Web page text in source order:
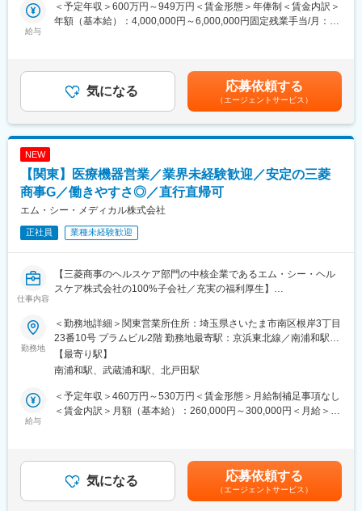
プットしてから現場へ配属となります。配属後についてもOJT研
修ならびにeラーニングのプログラムがあるため、業界未経験の方
ジョンソン・エンド・ジョンソンは、当社の整形外科事業を分
離・独立（セパレーション）し、DePuy Synthes として独立した
企業を設立する計画を発表しています。
必要な諸条件が満たされることを前提に、18～24ヶ月以内に完了
する見込みです。
として雇用される予定であり、
同社の雇用体系・プログラム・ポリシー・福利厚生が適用されま
す。
詳細は、適切なタイミングで DePuy Synthes より別途通知される
予定です。
＜具体的な業務内容＞
・担当する製品の提案、技術サポート（手術の立会いあり）
・各種学会への参加
■事業部について：
オーソペディックス事業本部は、整形領域で使用されるインプラ
ント製品を取り扱っています。今回採用するのはトラウマ／スポ
ーツビジネスの営業職を募集しております。
ケットリーダーを維持し、そして今後も新製品の導入を継続的に
計画しています。
圧倒的な製品ポートフォリオとセールスカバレッジにより、更な
るシェアアップと共に他社の追随を許さないポジションを目指し
ています
スポーツビジネス（スポーツ整形領域）は、反復性肩関節脱臼、
発売。国内においても最初に生体内吸収性の製品を導入し、金属
製、PEEK製を含め、手指・肘・股・膝・足関節の靱帯等修復術に
業界・企業・製品理解のため、東京本社で1～2か月の初期研修を
実施。実機に触れて基礎を習得後配属。配属後もOJTやeラーニン
グで未経験者も成長可能な体制です。基礎重視で安心して学べる
環境。
ジョンソン・エンド・ジョンソンは、当社の整形外科事業を分
離・独立（セパレーション）し、DePuy Synthes として独立した
ションはセパレーション完了後、DePuy Synthes の従業員として
雇用される予定であり、同社の雇用体系・プログラム・ポリシ
ー・福利厚生が適用されます。詳細は、適切なタイミングで
DePuy Synthes より別途通知される予定です。
給与
＜予定年収＞600万円～949万円＜賃金形態＞年俸制＜賃金内訳＞
年額（基本給）：4,000,000円～6,000,000円固定残業手当/月：
補足＞※ご経験やスキルを考慮し決定いたします。※上記年収はイ
ンセンティブを含む金額です。賃金はあくまでも目安の金額であ
り、選考を通じて上下する可能性があります。月給(月額)は固定手
当を含めた表記です。
気になる 応募依頼する
（エージェントサービス）
NEW
【関東】医療機器営業／業界未経験歓迎／安定の三菱
商事G／働きやすさ◎／直行直帰可
エム・シー・メディカル株式会社
正社員 業種未経験歓迎
仕事内容
【三菱商事のヘルスケア部門の中核企業であるエム・シー・ヘル
スケア株式会社の100%子会社／充実の福利厚生】
医療機器の営業担当として、当社が主に取り扱うカール・ストル
ツ社製の内視鏡関連機器をはじめとする製品の提案・販売をお任
せします。
■業務詳細：
担当エリア内の医療機関や代理店を訪問し、医師に対して製品の
ご提案を行うほか、以下のような幅広い業務に携わっていただき
ます。
・納品・設置の立ち会い
・手術時に立会い、機器の使用方法をサポート など
勤務地
＜勤務地詳細＞関東営業所住所：埼玉県さいたま市南区根岸3丁目
23番10号 プラムビル2階 勤務地最寄駅：京浜東北線／南浦和駅受
動喫煙対策：屋内全面禁煙変更の範囲：会社の定める事業所
【最寄り駅】
南浦和駅、武蔵浦和駅、北戸田駅
給与
＜予定年収＞460万円～530万円＜賃金形態＞月給制補足事項なし
＜賃金内訳＞月額（基本給）：260,000円～300,000円＜月給＞
選考を通じて上下する可能性があります。月給(月額)は固定手当を
含めた表記です。
気になる 応募依頼する
（エージェントサービス）